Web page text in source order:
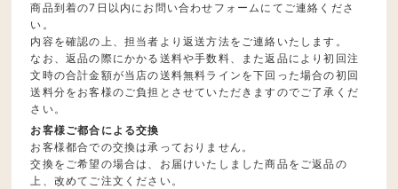
商品到着の7日以内にお問い合わせフォームにてご連絡くださ
い。
内容を確認の上、担当者より返送方法をご連絡いたします。
なお、返品の際にかかる送料や手数料、また返品により初回注
文時の合計金額が当店の送料無料ラインを下回った場合の初回
送料分をお客様のご負担とさせていただきますのでご了承くだ
さい。
お客様ご都合による交換
お客様都合での交換は承っておりません。
交換をご希望の場合は、お届けいたしました商品をご返品の
上、改めてご注文ください。